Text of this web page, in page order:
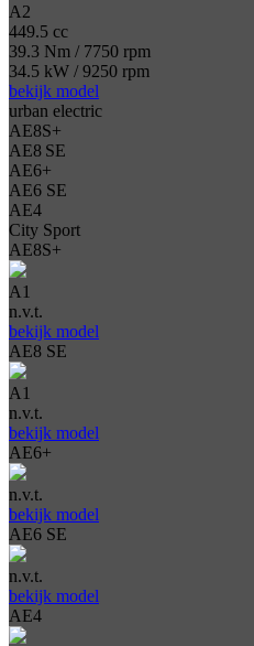
A2
449.5 cc
39.3 Nm / 7750 rpm
34.5 kW / 9250 rpm
bekijk model
urban electric
AE8S+
AE8 SE
AE6+
AE6 SE
AE4
City Sport
AE8S+
A1
n.v.t.
bekijk model
AE8 SE
A1
n.v.t.
bekijk model
AE6+
n.v.t.
bekijk model
AE6 SE
n.v.t.
bekijk model
AE4